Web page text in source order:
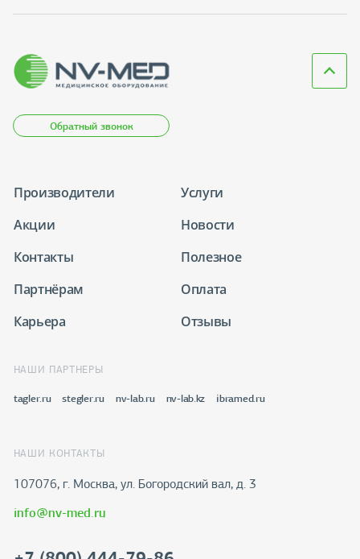
Обратный звонок
Производители
Услуги
Акции
Новости
Контакты
Полезное
Партнёрам
Оплата
Карьера
Отзывы
НАШИ ПАРТНЕРЫ
tagler.ru stegler.ru nv-lab.ru nv-lab.kz ibramed.ru
НАШИ КОНТАКТЫ
107076, г. Москва, ул. Богородский вал, д. 3
info@nv-med.ru